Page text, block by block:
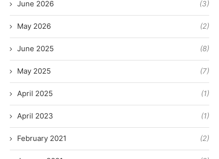
June 2026 (3)
May 2026 (2)
June 2025 (8)
May 2025 (7)
April 2025 (1)
April 2023 (1)
February 2021 (2)